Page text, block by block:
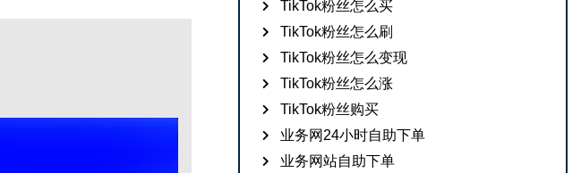
TikTok粉丝怎么买
TikTok粉丝怎么刷
TikTok粉丝怎么变现
TikTok粉丝怎么涨
TikTok粉丝购买
业务网24小时自助下单
业务网站自助下单